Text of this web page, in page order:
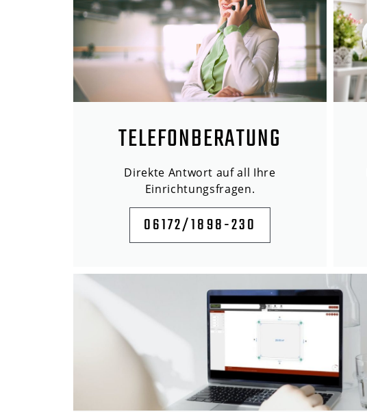
TELEFONBERATUNG
Direkte Antwort auf all Ihre
Einrichtungsfragen.
06172/1898-230